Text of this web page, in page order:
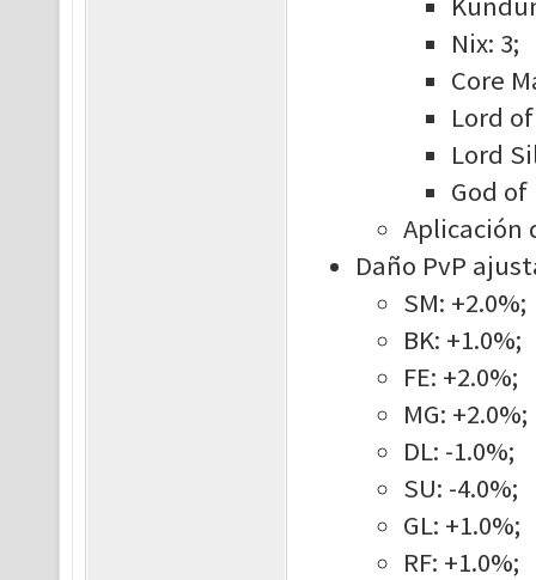
Nix: 3;
Core
Lord
Lord
God of
Aplicación
Daño PvP
SM: +2.0%;
BK: +1.0%;
FE: +2.0%;
MG: +2.0%;
DL: -1.0%;
SU: -4.0%;
GL: +1.0%;
RF: +1.0%;